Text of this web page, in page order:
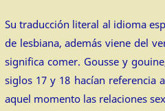
Su traducción literal al idioma
de lesbiana, además viene del
significa comer. Gousse y
siglos 17 y 18 hacían referencia
aquel momento las relaciones